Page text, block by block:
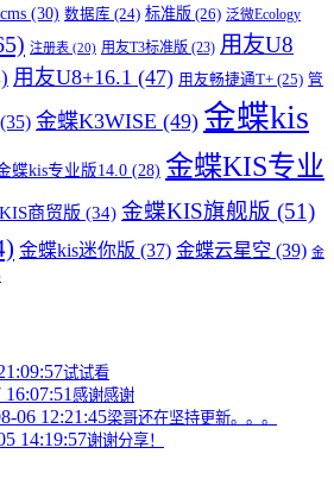
(30) 数据库 (24) 标准版 (26) 泛微Ecology
注册表 (20) 用友T3标准版 (23) 用友U8
用友U8+16.1 (47) 用友畅捷通T+ (25) 管
(35) 金蝶K3WISE (49) 金蝶kis
蝶kis专业版14.0 (28) 金蝶KIS专业
商贸版 (34) 金蝶KIS旗舰版 (51)
金蝶kis迷你版 (37) 金蝶云星空 (39) 金
试试看
感谢感谢
06 12:21:45梁哥还在坚持更新。。。
14:19:57谢谢分享！